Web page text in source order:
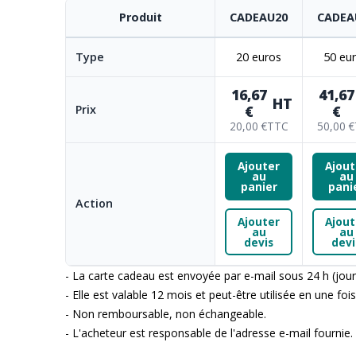
de
Produit CADEAU20
Type 20 euros 50
Prix
16,67
€
HT
20,00 €TTC
41,67
€
50,00 €
Action
Ajouter
au
panier
Ajouter
au
devis
au
au
- La carte cadeau est envoyée par e-mail sous 24 h
- Elle est valable 12 mois et peut-être utilisée en une
- Non remboursable, non échangeable.
- L'acheteur est responsable de l'adresse e-mail fournie.